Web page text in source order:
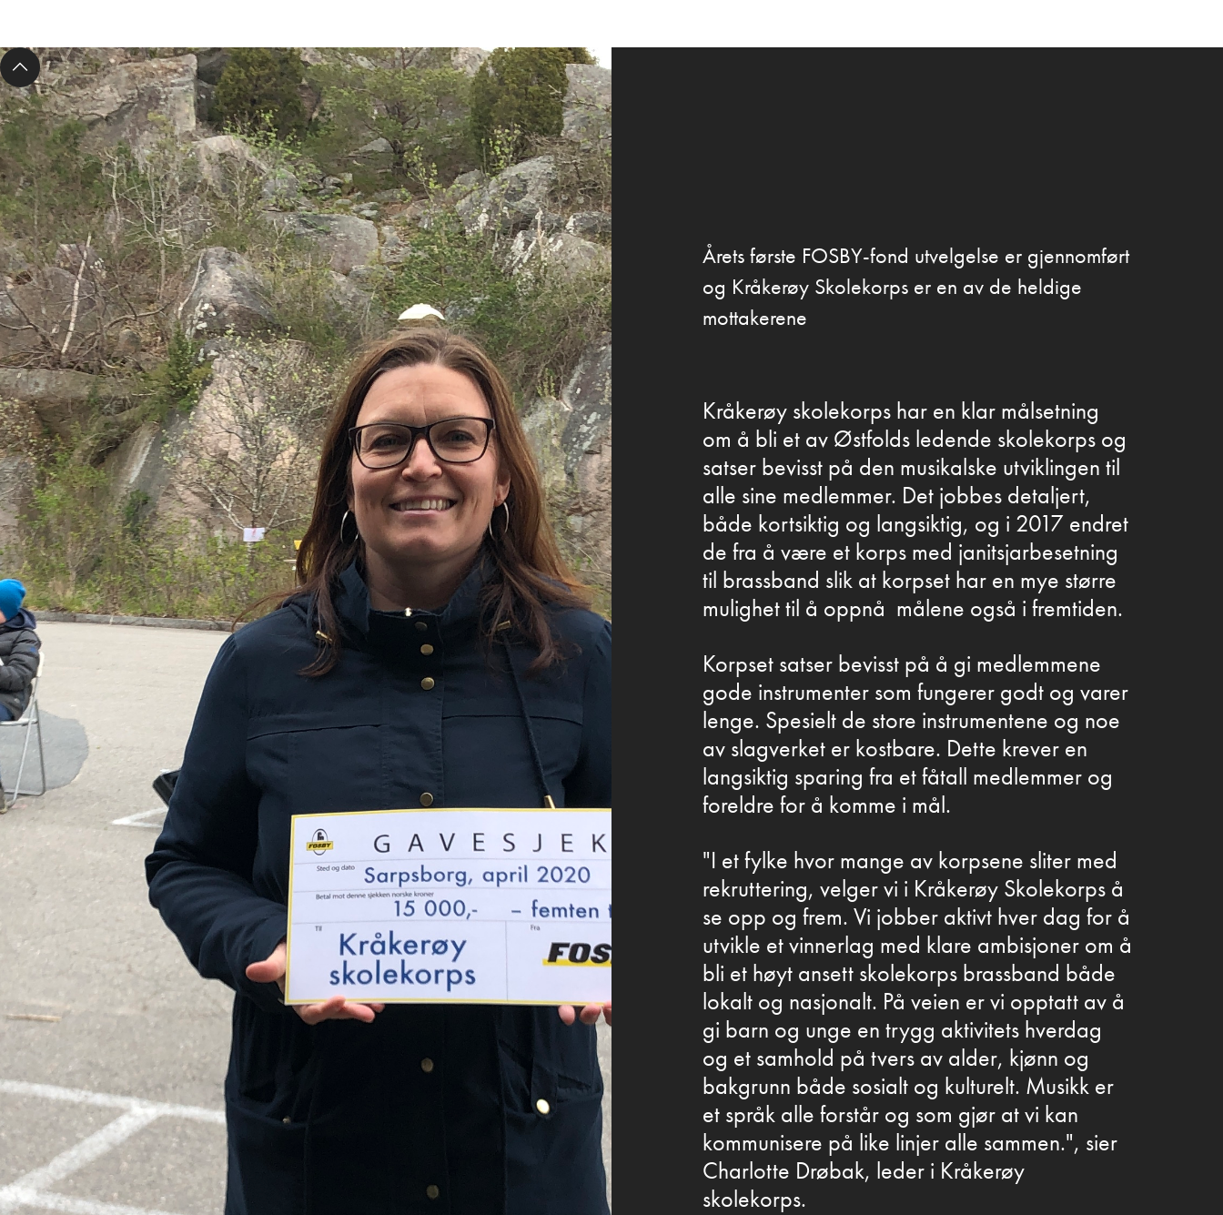
Årets første FOSBY-fond utvelgelse er gjennomført
og Kråkerøy Skolekorps er en av de heldige
mottakerene
Kråkerøy skolekorps har en klar målsetning
om å bli et av Østfolds ledende skolekorps og
satser bevisst på den musikalske utviklingen til
alle sine medlemmer. Det jobbes detaljert,
både kortsiktig og langsiktig, og i 2017 endret
de fra å være et korps med janitsjarbesetning
til brassband slik at korpset har en mye større
mulighet til å oppnå målene også i fremtiden.
Korpset satser bevisst på å gi medlemmene
gode instrumenter som fungerer godt og varer
lenge. Spesielt de store instrumentene og noe
av slagverket er kostbare. Dette krever en
langsiktig sparing fra et fåtall medlemmer og
foreldre for å komme i mål.
"I et fylke hvor mange av korpsene sliter med
rekruttering, velger vi i Kråkerøy Skolekorps å
se opp og frem. Vi jobber aktivt hver dag for å
utvikle et vinnerlag med klare ambisjoner om å
bli et høyt ansett skolekorps brassband både
lokalt og nasjonalt. På veien er vi opptatt av å
gi barn og unge en trygg aktivitets hverdag
og et samhold på tvers av alder, kjønn og
bakgrunn både sosialt og kulturelt. Musikk er
et språk alle forstår og som gjør at vi kan
kommunisere på like linjer alle sammen.", sier
Charlotte Drøbak, leder i Kråkerøy
skolekorps.